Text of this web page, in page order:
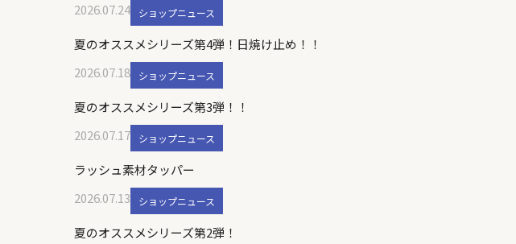
2026.07.24
ショップニュース
夏のオススメシリーズ第4弾！日焼け止め！！
2026.07.18
ショップニュース
夏のオススメシリーズ第3弾！！
2026.07.17
ショップニュース
ラッシュ素材タッパー
2026.07.13
ショップニュース
夏のオススメシリーズ第2弾！